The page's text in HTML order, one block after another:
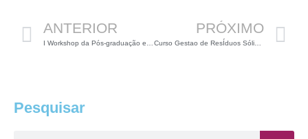
ANTERIOR
I Workshop da Pós-graduação em Biossistemas da UFABC
PRÓXIMO
Curso Gestao de ResÍduos Sólidos Urbanos
Pesquisar